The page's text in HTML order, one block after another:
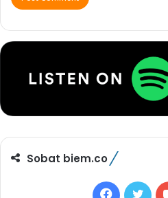
Sobat biem.co